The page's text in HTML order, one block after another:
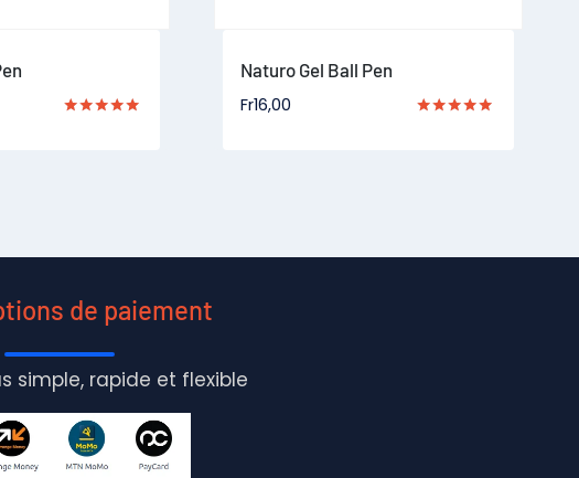
Naturo Gel Ball Pen
Fr16,00
de paiement
simple, rapide et flexible